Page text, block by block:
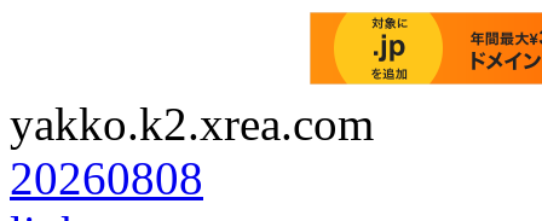
yakko.k2.xrea.com
20260808